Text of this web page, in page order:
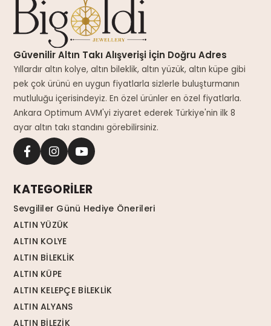
Güvenilir Altın Takı Alışverişi İçin Doğru Adres
Yıllardır altın kolye, altın bileklik, altın yüzük, altın küpe gibi
pek çok ürünü en uygun fiyatlarla sizlerle buluşturmanın
mutluluğu içerisindeyiz. En özel ürünler en özel fiyatlarla.
Ankara Optimum AVM'yi ziyaret ederek Türkiye'nin ilk 8
ayar altın takı standını görebilirsiniz.
KATEGORİLER
Sevgililer Günü Hediye Önerileri
ALTIN YÜZÜK
ALTIN KOLYE
ALTIN BİLEKLİK
ALTIN KÜPE
ALTIN KELEPÇE BİLEKLİK
ALTIN ALYANS
ALTIN BİLEZİK